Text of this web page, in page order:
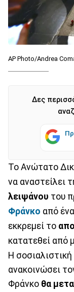
AP Photo/Andrea
Δες
Το Ανώτατο
να αναστείλει
λειψάνου του
Φράνκο από
εκκρεμεί το
κατατεθεί από
Η
ανακοινώσει
Φράνκο θα